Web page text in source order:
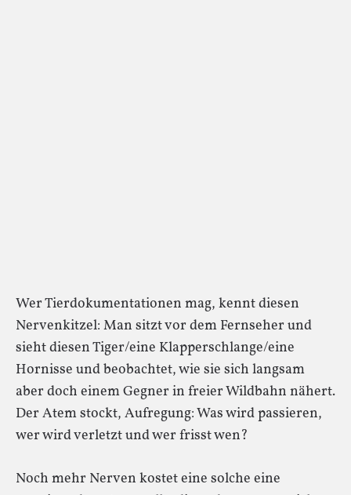
Wer Tierdokumentationen mag, kennt diesen
Nervenkitzel: Man sitzt vor dem Fernseher und
sieht diesen Tiger/eine Klapperschlange/eine
Hornisse und beobachtet, wie sie sich langsam
aber doch einem Gegner in freier Wildbahn nähert.
Der Atem stockt, Aufregung: Was wird passieren,
wer wird verletzt und wer frisst wen?
Noch mehr Nerven kostet eine solche eine